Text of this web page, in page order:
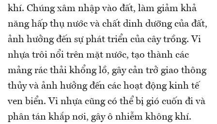
khí. Chúng xâm nhập vào đất, làm giảm khả
năng hấp thụ nước và chất dinh dưỡng của đất,
ảnh hưởng đến sự phát triển của cây trồng. Vi
nhựa trôi nổi trên mặt nước, tạo thành các
mảng rác thải khổng lồ, gây cản trở giao thông
thủy và ảnh hưởng đến các hoạt động kinh tế
ven biển. Vi nhựa cũng có thể bị gió cuốn đi và
phân tán khắp nơi, gây ô nhiễm không khí.